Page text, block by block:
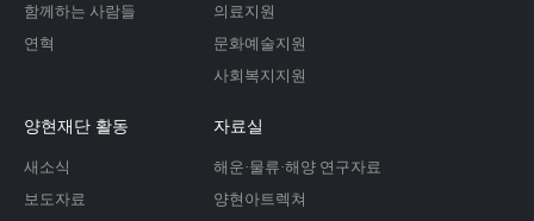
함께하는 사람들
연혁
의료지원
문화예술지원
사회복지지원
양현재단 활동
새소식
보도자료
자료실
해운·물류·해양 연구자료
양현아트렉쳐